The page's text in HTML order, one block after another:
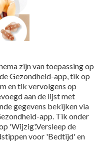
zijn van toepassing op
Gezondheid-app, tik op
en tik vervolgens op
aan de lijst met
gegevens bekijken via
app. Tik onder
'Wijzig'.Versleep de
voor 'Bedtijd' en